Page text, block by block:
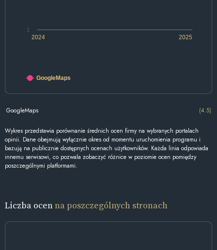
2024 2025
1
GoogleMaps
GoogleMaps (4.5)
Wykres przedstawia porównanie średnich ocen firmy na wybranych portalach
opinii. Dane obejmują wyłącznie okres od momentu uruchomienia programu i
bazują na publicznie dostępnych ocenach użytkowników. Każda linia odpowiada
innemu serwisowi, co pozwala zobaczyć różnice w poziomie ocen pomiędzy
poszczególnymi platformami.
Liczba ocenna poszczególnych stronach